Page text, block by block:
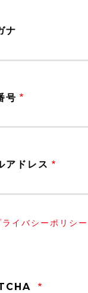
ナ
号
アドレス
ライバシーポリシー